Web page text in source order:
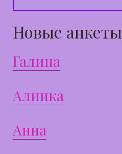
Новые анкеты
Галина
Алинка
Анна